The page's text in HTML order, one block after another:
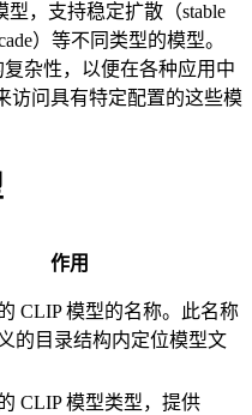
型，支持稳定扩散（stable
）等不同类型的模型。
杂性，以便在各种应用中
访问具有特定配置的这些模
作用
CLIP 模型的名称。此名称
的目录结构内定位模型文
CLIP 模型类型，提供